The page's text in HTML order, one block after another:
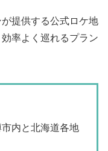
提供する公式ロケ地
率よく巡れるプラン
市内と北海道各地